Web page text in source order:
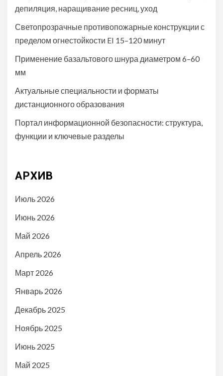
депиляция, наращивание ресниц, уход
Светопрозрачные противопожарные конструкции с
пределом огнестойкости EI 15–120 минут
Применение базальтового шнура диаметром 6–60
мм
Актуальные специальности и форматы
дистанционного образования
Портал информационной безопасности: структура,
функции и ключевые разделы
АРХИВ
Июль 2026
Июнь 2026
Май 2026
Апрель 2026
Март 2026
Январь 2026
Декабрь 2025
Ноябрь 2025
Июнь 2025
Май 2025